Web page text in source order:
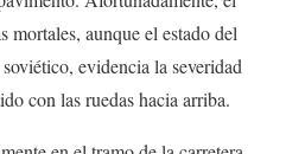
aunque el estado del
evidencia la severidad
con las ruedas hacia arriba.